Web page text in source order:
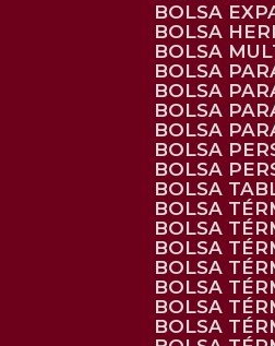
BOLSA
BOLSA
BOLSA
BOLSA
BOLSA
BOLSA
BOLSA
BOLSA
BOLSA
BOLSA
BOLSA
BOLSA
BOLSA
BOLSA
BOLSA
BOLSA
BOLSA